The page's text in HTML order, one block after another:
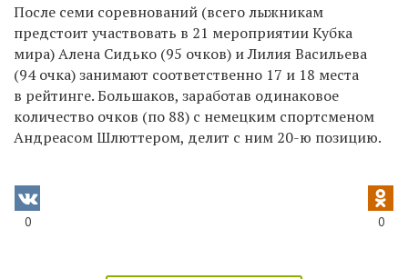
После семи соревнований (всего лыжникам
предстоит участвовать в 21 мероприятии Кубка
мира) Алена Сидько (95 очков) и Лилия Васильева
(94 очка) занимают соответственно 17 и 18 места
в рейтинге. Большаков, заработав одинаковое
количество очков (по 88) с немецким спортсменом
Андреасом Шлюттером, делит с ним 20-ю позицию.
0 0